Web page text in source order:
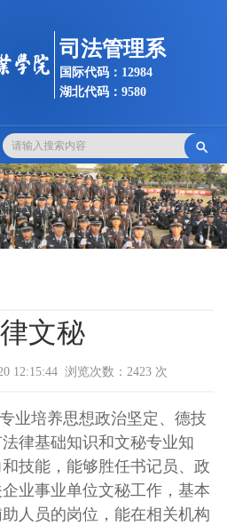
司法管理系
国际代码：12984
湖北代码：9580

文秘
12:15:44 浏览次数： 2423 次
业培养思想政治坚定、德技
律基础知识和文秘专业知
技能，能够胜任书记员、政
业事业单位文秘工作，基本
人员的岗位，能在相关机构